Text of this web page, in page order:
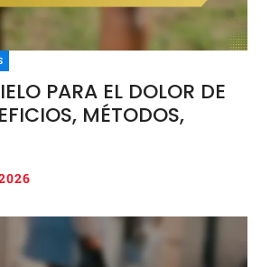
PARA EL DOLOR DE
MÉTODOS,